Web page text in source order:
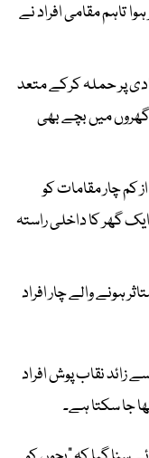
تاہم مقامی افراد نے
پر حملہ کرکے متعد
میں بچے بھی
کم چار مقامات کو
گھر کا داخلی راستہ
ہونے والے چار افراد
زائد نقاب پوش افراد
جا سکتا ہے۔